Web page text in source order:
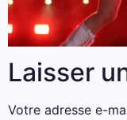
Laisser
Votre adresse e-